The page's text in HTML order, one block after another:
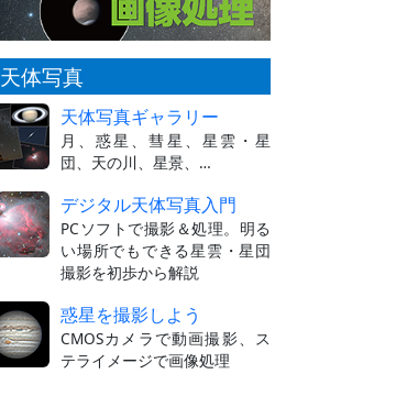
天体写真
天体写真ギャラリー
月、惑星、彗星、星雲・星
団、天の川、星景、…
デジタル天体写真入門
PCソフトで撮影＆処理。明る
い場所でもできる星雲・星団
撮影を初歩から解説
惑星を撮影しよう
CMOSカメラで動画撮影、ス
テライメージで画像処理